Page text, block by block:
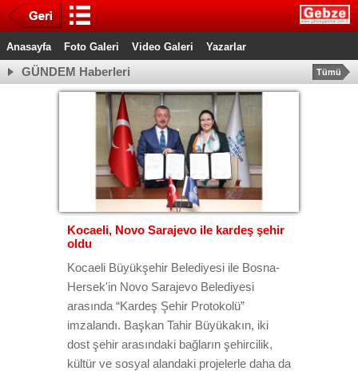
Anasayfa Foto Galeri Video Galeri Yazarlar
GÜNDEM Haberleri Tümü
Kocaeli, Novo Sarajevo ile kardeş şehir
oldu
Kocaeli Büyükşehir Belediyesi ile Bosna-
Hersek'in Novo Sarajevo Belediyesi
arasında “Kardeş Şehir Protokolü”
imzalandı. Başkan Tahir Büyükakın, iki
dost şehir arasındaki bağların şehircilik,
kültür ve sosyal alandaki projelerle daha da